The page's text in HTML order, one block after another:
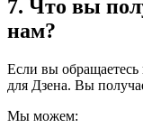
7. Что вы
нам?
Если вы обращаетесь
для Дзена. Вы
Мы можем: